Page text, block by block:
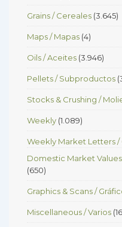
Grains / Cereales (3.645)
Maps / Mapas (4)
Oils / Aceites (3.946)
Pellets / Subproductos
Stocks & Crushing /
Weekly (1.089)
Weekly Market Letters /
Domestic Market
(650)
Graphics & Scans /
Miscellaneous / Varios